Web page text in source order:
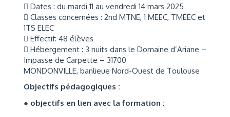
 Dates : du mardi 11 au vendredi 14 mars 2025
 Classes concernées : 2nd MTNE, 1 MEEC, TMEEC et
1TS ELEC
 Effectif: 48 élèves
 Hébergement : 3 nuits dans le Domaine d’Ariane –
Impasse de Carpette – 31700
MONDONVILLE, banlieue Nord-Ouest de Toulouse
Objectifs pédagogiques :
● objectifs en lien avec la formation :